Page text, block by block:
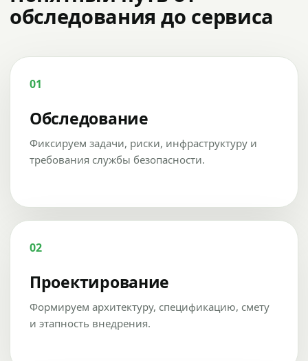
обследования до сервиса
01
Обследование
Фиксируем задачи, риски, инфраструктуру и
требования службы безопасности.
02
Проектирование
Формируем архитектуру, спецификацию, смету
и этапность внедрения.